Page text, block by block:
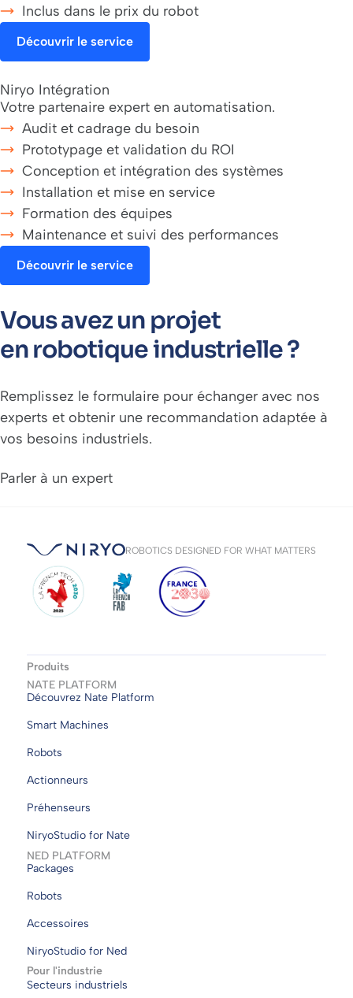
Inclus dans le prix du robot
Découvrir le service
Niryo Intégration
Votre partenaire expert en automatisation.
Audit et cadrage du besoin
Prototypage et validation du ROI
Conception et intégration des systèmes
Installation et mise en service
Formation des équipes
Maintenance et suivi des performances
Découvrir le service
Vous avez un projet
en robotique industrielle ?
Remplissez le formulaire pour échanger avec nos
experts et obtenir une recommandation adaptée à
vos besoins industriels.
Parler à un expert
ROBOTICS DESIGNED FOR WHAT MATTERS
Produits
NATE PLATFORM
Découvrez Nate Platform
Smart Machines
Robots
Actionneurs
Préhenseurs
NiryoStudio for Nate
NED PLATFORM
Packages
Robots
Accessoires
NiryoStudio for Ned
Pour l'industrie
Secteurs industriels